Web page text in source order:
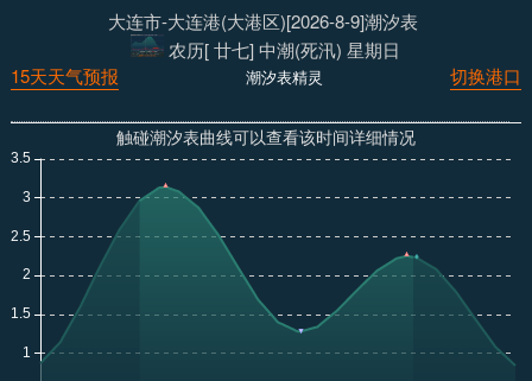
大连市-大连港(大港区)[2026-8-9]潮汐表
农历[ 廿七] 中潮(死汛) 星期日
切换港口
潮汐表精灵
15天天气预报
触碰潮汐表曲线可以查看该时间详细情况